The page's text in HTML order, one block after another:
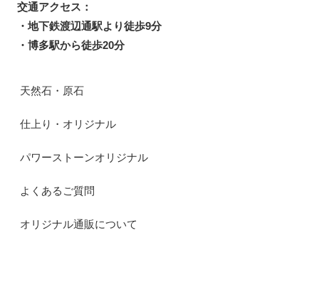
交通アクセス：
・地下鉄渡辺通駅より徒歩9分
・博多駅から徒歩20分
天然石・原石
仕上り・オリジナル
パワーストーンオリジナル
よくあるご質問
オリジナル通販について